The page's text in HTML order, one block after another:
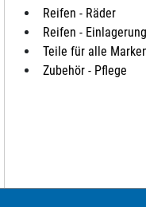
Reifen - Räder
Reifen - Einlagerung
Teile für alle
Zubehör - Pflege